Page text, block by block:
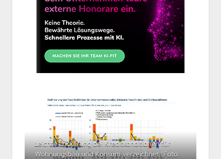
Leichte Lockerung bei Kreditkonditionen für
Wohnungsbau und Konsum verzeichnet (Foto: